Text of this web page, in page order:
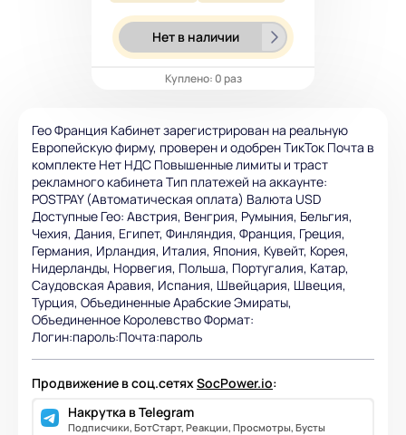
Нет в наличии
Куплено: 0 раз
Гео Франция Кабинет зарегистрирован на реальную
Европейскую фирму, проверен и одобрен ТикТок Почта в
комплекте Нет НДС Повышенные лимиты и траст
рекламного кабинета Тип платежей на аккаунте:
POSTPAY (Автоматическая оплата) Валюта USD
Доступные Гео: Австрия, Венгрия, Румыния, Бельгия,
Чехия, Дания, Египет, Финляндия, Франция, Греция,
Германия, Ирландия, Италия, Япония, Кувейт, Корея,
Нидерланды, Норвегия, Польша, Португалия, Катар,
Саудовская Аравия, Испания, Швейцария, Швеция,
Турция, Объединенные Арабские Эмираты,
Объединенное Королевство Формат:
Логин:пароль:Почта:пароль
Продвижение в соц.сетяхSocPower.io:
Накрутка в Telegram
Подписчики, БотСтарт, Реакции, Просмотры, Бусты